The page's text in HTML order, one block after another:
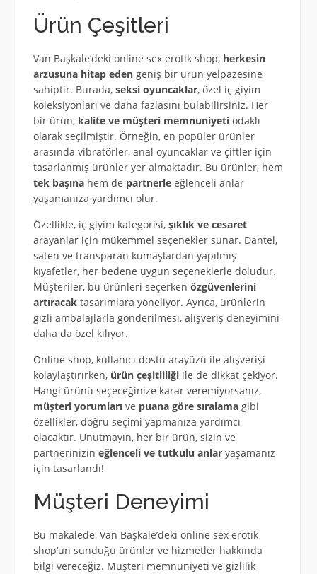
Ürün Çeşitleri
Van Başkale’deki online sex erotik shop, herkesin
arzusuna hitap edengeniş bir ürün yelpazesine
sahiptir. Burada, seksi oyuncaklar, özel iç giyim
koleksiyonları ve daha fazlasını bulabilirsiniz. Her
bir ürün, kalite ve müşteri memnuniyetiodaklı
olarak seçilmiştir. Örneğin, en popüler ürünler
arasında vibratörler, anal oyuncaklar ve çiftler için
tasarlanmış ürünler yer almaktadır. Bu ürünler, hem
tek başınahem de partnerleeğlenceli anlar
yaşamanıza yardımcı olur.
Özellikle, iç giyim kategorisi, şıklık ve cesaret
arayanlar için mükemmel seçenekler sunar. Dantel,
saten ve transparan kumaşlardan yapılmış
kıyafetler, her bedene uygun seçeneklerle doludur.
Müşteriler, bu ürünleri seçerken özgüvenlerini
artıracaktasarımlara yöneliyor. Ayrıca, ürünlerin
gizli ambalajlarla gönderilmesi, alışveriş deneyimini
daha da özel kılıyor.
Online shop, kullanıcı dostu arayüzü ile alışverişi
kolaylaştırırken, ürün çeşitliliğiile de dikkat çekiyor.
Hangi ürünü seçeceğinize karar veremiyorsanız,
müşteri yorumlarıve puana göre sıralamagibi
özellikler, doğru seçimi yapmanıza yardımcı
olacaktır. Unutmayın, her bir ürün, sizin ve
partnerinizin eğlenceli ve tutkulu anlaryaşamanız
için tasarlandı!
Müşteri Deneyimi
Bu makalede, Van Başkale’deki online sex erotik
shop’un sunduğu ürünler ve hizmetler hakkında
bilgi vereceğiz. Müşteri memnuniyeti ve gizlilik